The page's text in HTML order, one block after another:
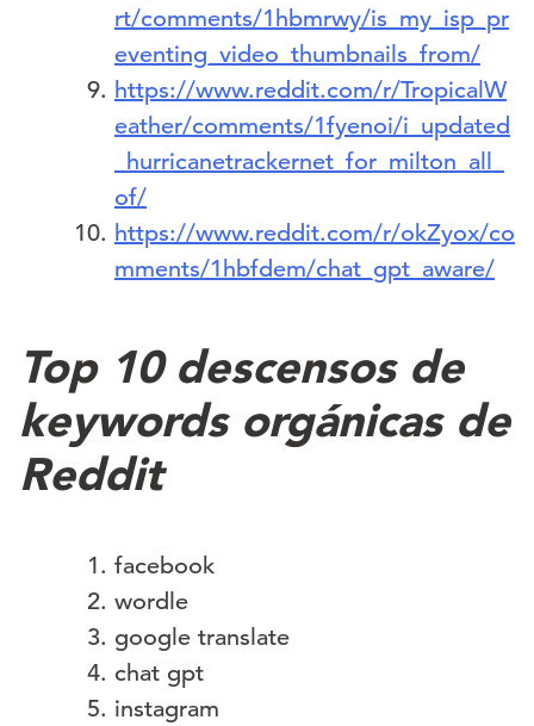
rt/comments/1hbmrwy/is_my_isp_pr
eventing_video_thumbnails_from/
https://www.reddit.com/r/TropicalW
eather/comments/1fyenoi/i_updated
_hurricanetrackernet_for_milton_all_
of/
https://www.reddit.com/r/okZyox/co
mments/1hbfdem/chat_gpt_aware/
Top 10 descensos de
keywords orgánicas de
Reddit
facebook
wordle
google translate
chat gpt
instagram